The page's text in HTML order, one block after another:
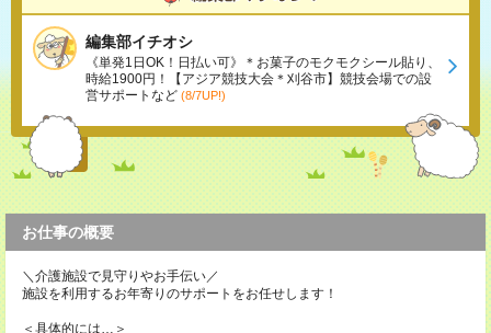
編集部イチオシ
《単発1日OK！日払い可》＊お菓子のモクモクシール貼り、
時給1900円！【アジア競技大会＊刈谷市】競技会場での設
営サポートなど (8/7UP!)
お仕事の概要
＼介護施設で見守りやお手伝い／
施設を利用するお年寄りのサポートをお任せします！
＜具体的には…＞